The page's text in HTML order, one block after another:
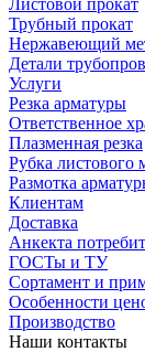
Трубный прокат
Нержавеющий
Детали
Услуги
Резка арматуры
Ответственное
Плазменная резка
Рубка листового
Размотка
Клиентам
Доставка
Анкекта
ГОСТы и ТУ
Сортамент и
Особенности
Производство
Наши контакты